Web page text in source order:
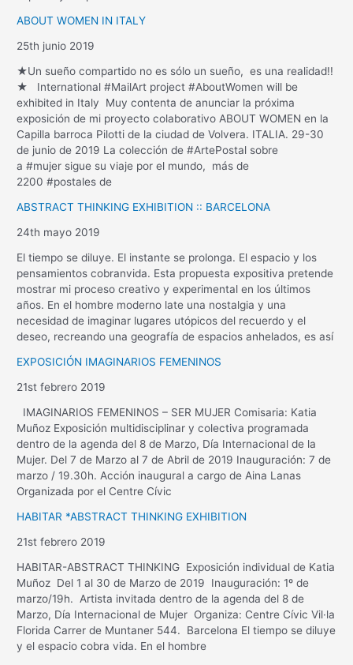
ABOUT WOMEN IN ITALY
25th junio 2019
★Un sueño compartido no es sólo un sueño, es una realidad!!
★ International #MailArt project #AboutWomen will be
exhibited in Italy Muy contenta de anunciar la próxima
exposición de mi proyecto colaborativo ABOUT WOMEN en la
Capilla barroca Pilotti de la ciudad de Volvera. ITALIA. 29-30
de junio de 2019 La colección de #ArtePostal sobre
a #mujer sigue su viaje por el mundo, más de
2200 #postales de
ABSTRACT THINKING EXHIBITION :: BARCELONA
24th mayo 2019
El tiempo se diluye. El instante se prolonga. El espacio y los
pensamientos cobranvida. Esta propuesta expositiva pretende
mostrar mi proceso creativo y experimental en los últimos
años. En el hombre moderno late una nostalgia y una
necesidad de imaginar lugares utópicos del recuerdo y el
deseo, recreando una geografía de espacios anhelados, es así
EXPOSICIÓN IMAGINARIOS FEMENINOS
21st febrero 2019
IMAGINARIOS FEMENINOS – SER MUJER Comisaria: Katia
Muñoz Exposición multidisciplinar y colectiva programada
dentro de la agenda del 8 de Marzo, Día Internacional de la
Mujer. Del 7 de Marzo al 7 de Abril de 2019 Inauguración: 7 de
marzo / 19.30h. Acción inaugural a cargo de Aina Lanas
Organizada por el Centre Cívic
HABITAR *ABSTRACT THINKING EXHIBITION
21st febrero 2019
HABITAR-ABSTRACT THINKING Exposición individual de Katia
Muñoz Del 1 al 30 de Marzo de 2019 Inauguración: 1º de
marzo/19h. Artista invitada dentro de la agenda del 8 de
Marzo, Día Internacional de Mujer Organiza: Centre Cívic Vil·la
Florida Carrer de Muntaner 544. Barcelona El tiempo se diluye
y el espacio cobra vida. En el hombre